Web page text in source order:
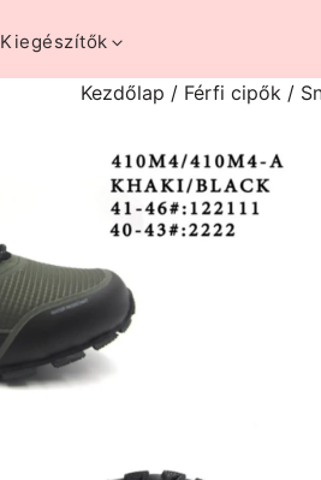
Kiegészítők
Kezdőlap / Férfi cipők/